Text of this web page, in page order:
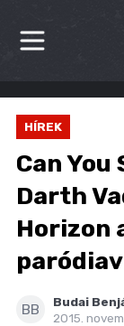
HÍREK
KRITIKÁK
BESZÁMOLÓK
INTERJÚK
PREMIEREK
KULT
HÍREK
Can
Darth
Horizon
BB
Budai
2015.